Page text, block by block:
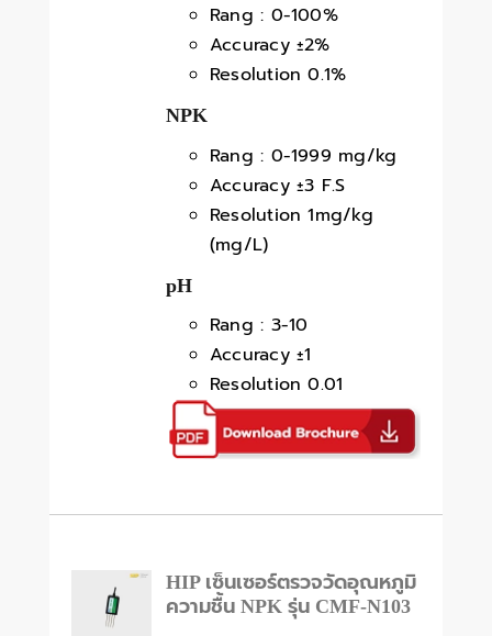
Rang : 0-100%
Accuracy ±2%
Resolution 0.1%
NPK
Rang : 0-1999 mg/kg
Accuracy ±3 F.S
Resolution 1mg/kg
(mg/L)
pH
Rang : 3-10
Accuracy ±1
Resolution 0.01
HIP เซ็นเซอร์ตรวจวัดอุณหภูมิ
ความชื้น NPK รุ่น CMF-N103